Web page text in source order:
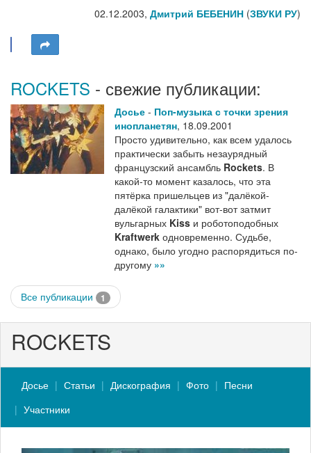
02.12.2003, Дмитрий БЕБЕНИН (ЗВУКИ РУ)
ROCKETS - свежие публикации:
Досье - Поп-музыка с точки зрения
инопланетян, 18.09.2001
Просто удивительно, как всем удалось
практически забыть незаурядный
французский ансамбль Rockets. В
какой-то момент казалось, что эта
пятёрка пришельцев из "далёкой-
далёкой галактики" вот-вот затмит
вульгарных Kiss и роботоподобных
Kraftwerk одновременно. Судьбе,
однако, было угодно распорядиться по-
другому »»
Все публикации 1
ROCKETS
Досье Статьи Дискография Фото
Песни
Участники